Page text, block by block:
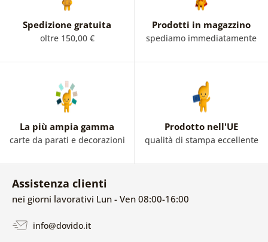
preferito o un caffè con vista su una stanza piena di vita.
Spedizione gratuita
oltre 150,00 €
Prodotti in magazzino
spediamo immediatamente
La più ampia gamma
carte da parati e decorazioni
Prodotto nell'UE
qualità di stampa eccellente
Assistenza clienti
nei giorni lavorativi Lun - Ven 08:00-16:00
info@dovido.it